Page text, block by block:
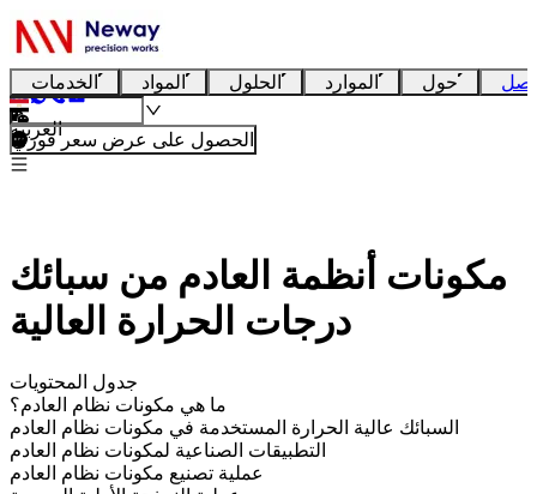
الخدمات المواد الحلول الموارد حول
العربية
الحصول على عرض سعر فوري
مكونات أنظمة العادم من سبائك
درجات الحرارة العالية
جدول المحتويات
ما هي مكونات نظام العادم؟
السبائك عالية الحرارة المستخدمة في مكونات نظام العادم
التطبيقات الصناعية لمكونات نظام العادم
عملية تصنيع مكونات نظام العادم